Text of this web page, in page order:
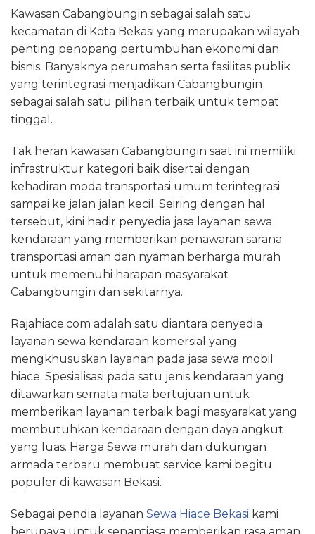
Kawasan Cabangbungin sebagai salah satu
kecamatan di Kota Bekasi yang merupakan wilayah
penting penopang pertumbuhan ekonomi dan
bisnis. Banyaknya perumahan serta fasilitas publik
yang terintegrasi menjadikan Cabangbungin
sebagai salah satu pilihan terbaik untuk tempat
tinggal.
Tak heran kawasan Cabangbungin saat ini memiliki
infrastruktur kategori baik disertai dengan
kehadiran moda transportasi umum terintegrasi
sampai ke jalan jalan kecil. Seiring dengan hal
tersebut, kini hadir penyedia jasa layanan sewa
kendaraan yang memberikan penawaran sarana
transportasi aman dan nyaman berharga murah
untuk memenuhi harapan masyarakat
Cabangbungin dan sekitarnya.
Rajahiace.com adalah satu diantara penyedia
layanan sewa kendaraan komersial yang
mengkhususkan layanan pada jasa sewa mobil
hiace. Spesialisasi pada satu jenis kendaraan yang
ditawarkan semata mata bertujuan untuk
memberikan layanan terbaik bagi masyarakat yang
membutuhkan kendaraan dengan daya angkut
yang luas. Harga Sewa murah dan dukungan
armada terbaru membuat service kami begitu
populer di kawasan Bekasi.
Sebagai pendia layanan Sewa Hiace Bekasi kami
berupaya untuk senantiasa memberikan rasa aman